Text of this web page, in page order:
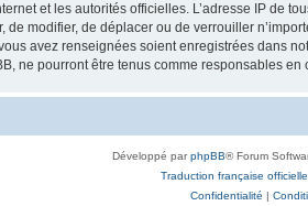
et les autorités officielles. L’adresse IP de
modifier, de déplacer ou de verrouiller
avez renseignées soient enregistrées dans
ne pourront être tenus comme responsables
Développé parphpBB® Forum
Traduction française officielle
Confidentialité |